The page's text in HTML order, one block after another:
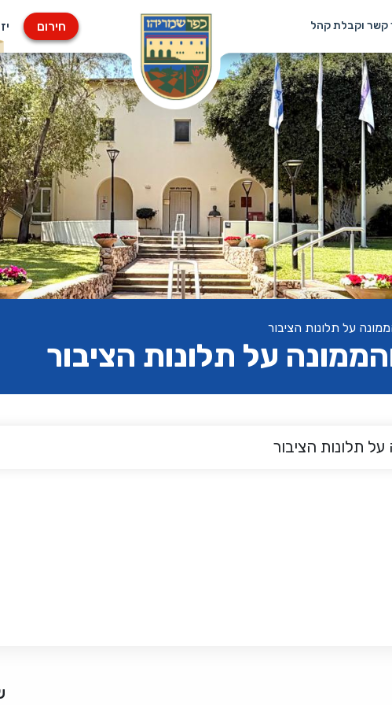
קשר וקבלת קהל חירום
על תלונות הציבור
על תלונות הציבור
תלונות הציבור